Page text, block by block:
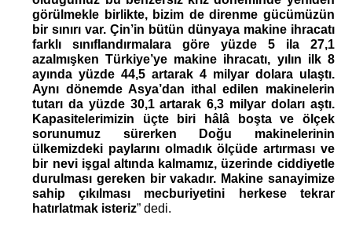
görülmekle birlikte, bizim de direnme gücümüzün
bir sınırı var. Çin’in bütün dünyaya makine ihracatı
farklı sınıflandırmalara göre yüzde 5 ila 27,1
azalmışken Türkiye’ye makine ihracatı, yılın ilk 8
ayında yüzde 44,5 artarak 4 milyar dolara ulaştı.
Aynı dönemde Asya’dan ithal edilen makinelerin
tutarı da yüzde 30,1 artarak 6,3 milyar doları aştı.
Kapasitelerimizin üçte biri hâlâ boşta ve ölçek
sorunumuz sürerken Doğu makinelerinin
ülkemizdeki paylarını olmadık ölçüde artırması ve
bir nevi işgal altında kalmamız, üzerinde ciddiyetle
durulması gereken bir vakadır. Makine sanayimize
sahip çıkılması mecburiyetini herkese tekrar
hatırlatmak isteriz” dedi.